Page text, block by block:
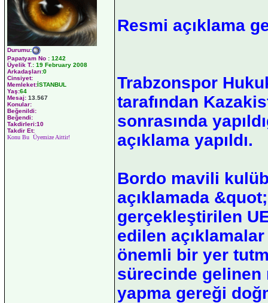
Durumu:
Papatyam No : 1242
Üyelik T.: 19 February 2008
Arkadaşları:0
Cinsiyet:
Memleket:İSTANBUL
Yaş:64
Mesaj: 13.567
Konular:
Beğenildi:
Beğendi:
Takdirleri:10
Takdir Et:
Konu Bu Üyemize Aittir!
Resmi açıklama
Trabzonspor
tarafından
sonrasında
açıklama yapıldı.
Bordo mavili
açıklamada
gerçekleştirilen
edilen
önemli bir yer
sürecinde gelinen
yapma gereği